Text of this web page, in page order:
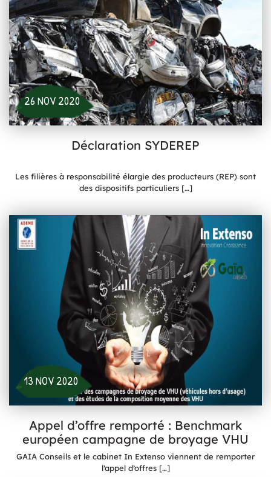
26 NOV 2020
Déclaration SYDEREP
Les filières à responsabilité élargie des producteurs (REP) sont
des dispositifs particuliers[…]
13 NOV 2020
Appel d’offre remporté : Benchmark
européen campagne de broyage VHU
GAIA Conseils et le cabinet In Extenso viennent de remporter
l’appel d’offres[…]